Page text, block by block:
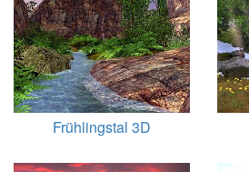
Frühlingstal 3D